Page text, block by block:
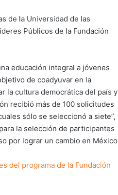
de la Universidad de las
Públicos de la Fundación
educación integral a jóvenes
de coadyuvar en la
la cultura democrática del país y
recibió más de 100 solicitudes
sólo se seleccionó a siete”,
la selección de participantes
por lograr un cambio en
del programa de la Fundación